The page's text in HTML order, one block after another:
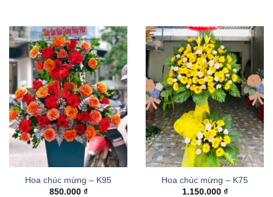
Hoa chúc mừng – K95
850.000 ₫
Hoa chúc mừng – K75
1.150.000 ₫